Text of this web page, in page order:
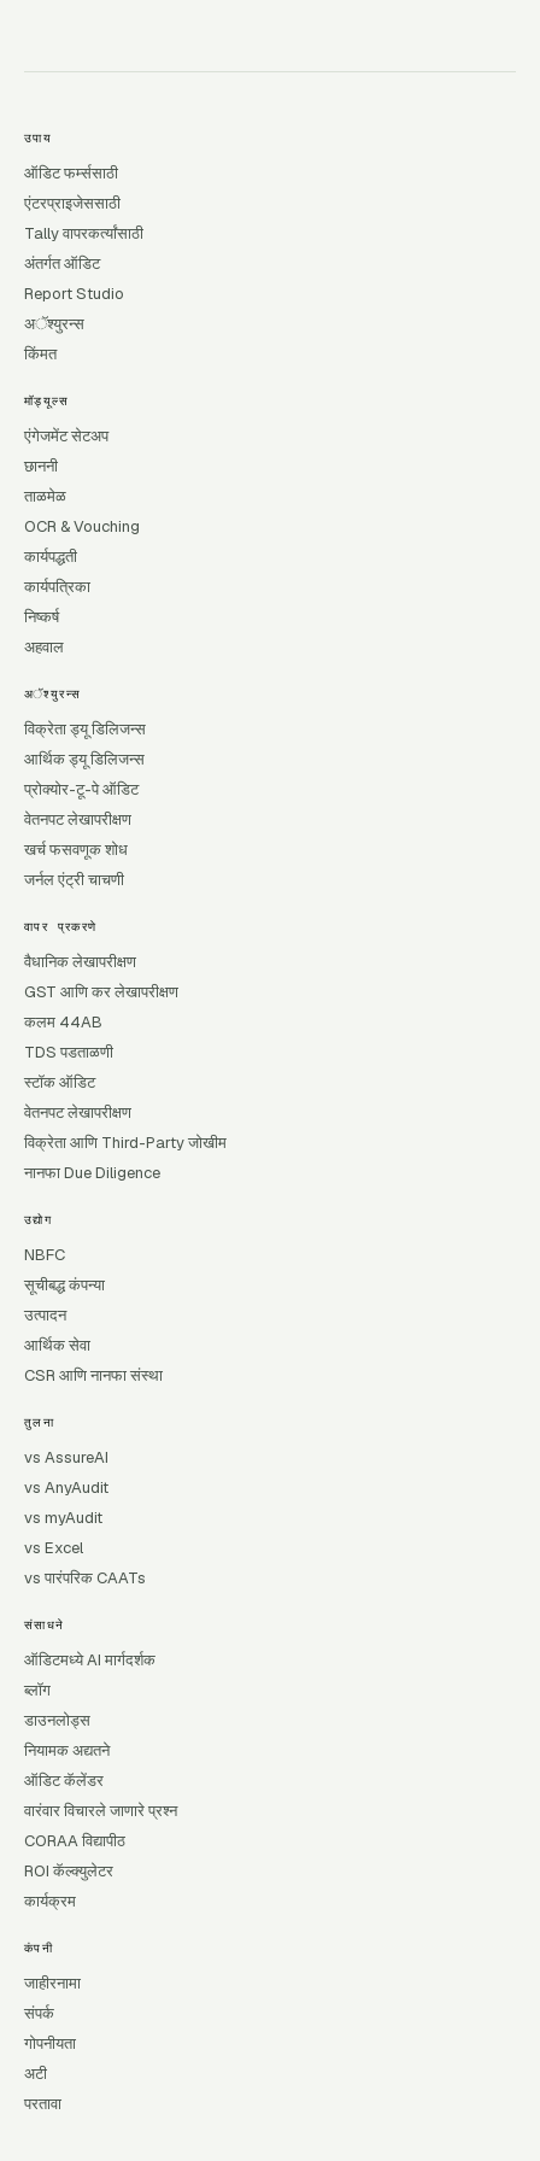
उपाय
ऑडिट फर्म्ससाठी
एंटरप्राइजेससाठी
Tally वापरकर्त्यांसाठी
अंतर्गत ऑडिट
Report Studio
अॅश्युरन्स
किंमत
मॉड्यूल्स
एंगेजमेंट सेटअप
छाननी
ताळमेळ
OCR & Vouching
कार्यपद्धती
कार्यपत्रिका
निष्कर्ष
अहवाल
अॅश्युरन्स
विक्रेता ड्यू डिलिजन्स
आर्थिक ड्यू डिलिजन्स
प्रोक्योर-टू-पे ऑडिट
वेतनपट लेखापरीक्षण
खर्च फसवणूक शोध
जर्नल एंट्री चाचणी
वापर प्रकरणे
वैधानिक लेखापरीक्षण
GST आणि कर लेखापरीक्षण
कलम 44AB
TDS पडताळणी
स्टॉक ऑडिट
वेतनपट लेखापरीक्षण
विक्रेता आणि Third-Party जोखीम
नानफा Due Diligence
उद्योग
NBFC
सूचीबद्ध कंपन्या
उत्पादन
आर्थिक सेवा
CSR आणि नानफा संस्था
तुलना
vs AssureAI
vs AnyAudit
vs myAudit
vs Excel
vs पारंपरिक CAATs
संसाधने
ऑडिटमध्ये AI मार्गदर्शक
ब्लॉग
डाउनलोड्स
नियामक अद्यतने
ऑडिट कॅलेंडर
वारंवार विचारले जाणारे प्रश्न
CORAA विद्यापीठ
ROI कॅल्क्युलेटर
कार्यक्रम
कंपनी
जाहीरनामा
संपर्क
गोपनीयता
अटी
परतावा